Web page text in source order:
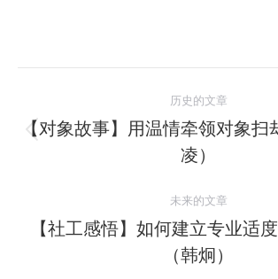
章
历史的文章
历
史
章：
【对象故事】用温情牵领对象扫
凌）
未来的文章
未
来
【社工感悟】如何建立专业适
（韩炯）